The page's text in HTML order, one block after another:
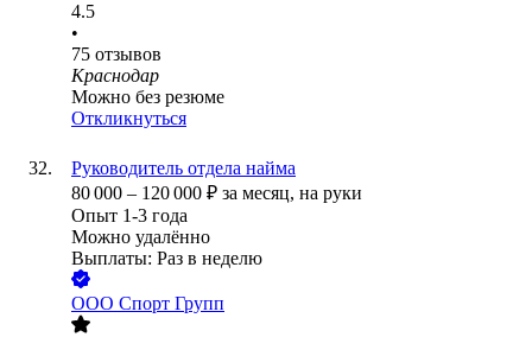
4.5
•
75 отзывов
Краснодар
Можно без резюме
Откликнуться
Руководитель отдела найма
80 000 – 120 000 ₽ за месяц, на руки
Опыт 1-3 года
Можно удалённо
Выплаты: Раз в неделю
ООО Спорт Групп